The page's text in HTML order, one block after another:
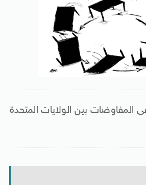
المفاوضات بين الولايات المتحدة